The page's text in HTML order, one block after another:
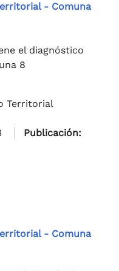
- Comuna
el diagnóstico
8
Territorial
Publicación:
- Comuna